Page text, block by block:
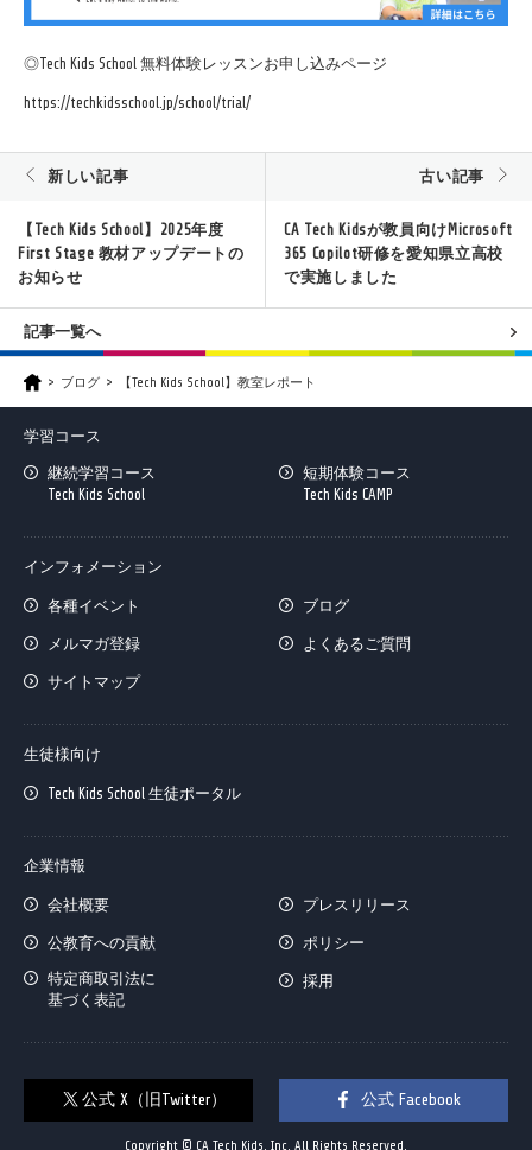
◎Tech Kids School 無料体験レッスンお申し込みページ
https://techkidsschool.jp/school/trial/
新しい記事
【Tech Kids School】2025年度
First Stage 教材アップデートの
お知らせ
古い記事
CA Tech Kidsが教員向けMicrosoft
365 Copilot研修を愛知県立高校
で実施しました
記事一覧へ
ブログ 【Tech Kids School】教室レポート
学習コース
継続学習コース
Tech Kids School
短期体験コース
Tech Kids CAMP
インフォメーション
各種イベント ブログ
メルマガ登録 よくあるご質問
サイトマップ
生徒様向け
Tech Kids School 生徒ポータル
企業情報
会社概要 プレスリリース
公教育への貢献
ポリシー
特定商取引法に
基づく表記
採用
公式 X（旧Twitter） 公式 Facebook
Copyright © CA Tech Kids, Inc. All Rights Reserved.